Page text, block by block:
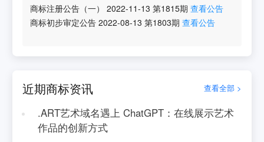
商标注册公告（一） 2022-11-13 第1815期 查看公告
商标初步审定公告 2022-08-13 第1803期 查看公告
近期商标资讯 查看全部 >
.ART艺术域名遇上 ChatGPT：在线展示艺术
作品的创新方式